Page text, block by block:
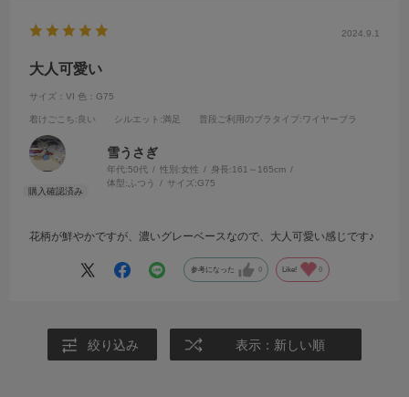
2024.9.1
大人可愛い
サイズ：VI 色：G75
着けごこち:良い シルエット :満足 普段ご利用のブラタイプ :ワイヤーブラ
雪うさぎ
年代:50代 性別:女性 身長:161～165cm
体型:ふつう サイズ:G75
花柄が鮮やかですが、濃いグレーベースなので、大人可愛い感じです♪
参考になった 0 Like! 0
絞り込み 表示：新しい順